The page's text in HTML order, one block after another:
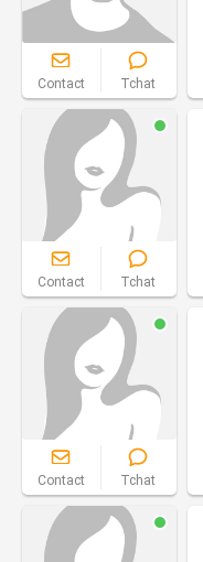
Contact Tchat
Contact Tchat
Contact Tchat